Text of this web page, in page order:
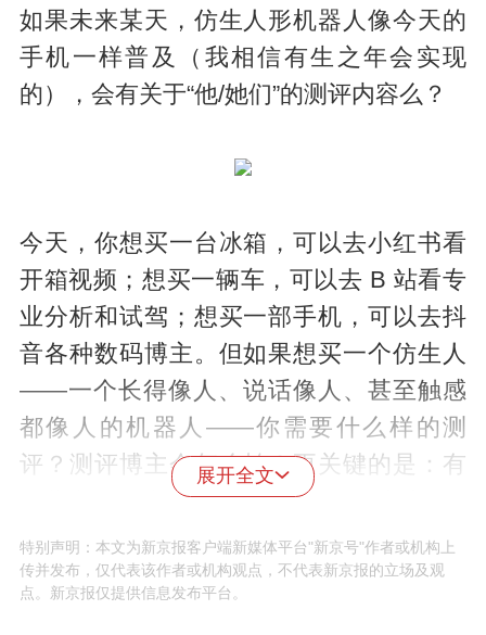
如果未来某天，仿生人形机器人像今天的
手机一样普及（我相信有生之年会实现
的），会有关于“他/她们”的测评内容么？
今天，你想买一台冰箱，可以去小红书看
开箱视频；想买一辆车，可以去 B 站看专
业分析和试驾；想买一部手机，可以去抖
音各种数码博主。但如果想买一个仿生人
——一个长得像人、说话像人、甚至触感
都像人的机器人——你需要什么样的测
评？测评博主会怎么拍？更关键的是：有
哪些东西，他们拍了，但永远发不出来？
这不是在讨论什么“机器人伦理”的宏大命
展开全文
特别声明：本文为新京报客户端新媒体平台"新京号"作者或机构上
传并发布，仅代表该作者或机构观点，不代表新京报的立场及观
点。新京报仅提供信息发布平台。